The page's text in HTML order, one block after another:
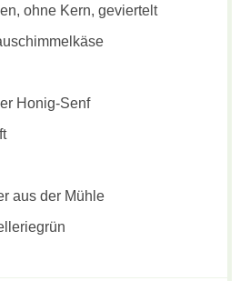
ohne Kern, geviertelt
Honig-Senf
aus der Mühle